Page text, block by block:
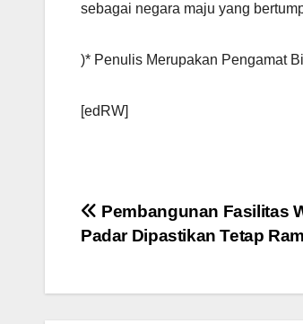
sebagai negara maju yang
)* Penulis Merupakan Pengamat
[edRW]
Post
navigation
Pembangunan Fasilitas
Padar Dipastikan Tetap